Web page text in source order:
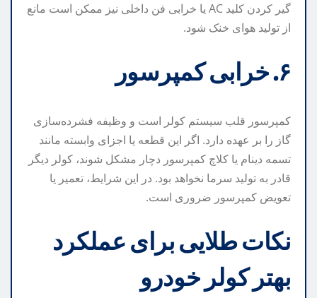
گیر کردن کلید AC یا خرابی فن داخلی نیز ممکن است مانع
از تولید هوای خنک شود.
۶. خرابی کمپرسور
کمپرسور قلب سیستم کولر است و وظیفه فشرده‌سازی
گاز را بر عهده دارد. اگر این قطعه یا اجزای وابسته مانند
تسمه دینام یا کلاچ کمپرسور دچار مشکل شوند، کولر دیگر
قادر به تولید سرما نخواهد بود. در این شرایط، تعمیر یا
تعویض کمپرسور ضروری است.
نکات طلایی برای عملکرد
بهتر کولر خودرو